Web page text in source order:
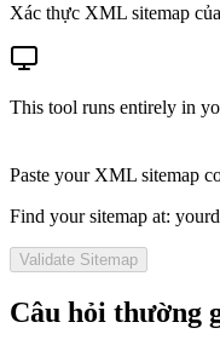
Xác thực XML sitemap
This tool runs entirely in
Paste your XML sitemap
Find your sitemap at:
Validate Sitemap
Câu hỏi thường